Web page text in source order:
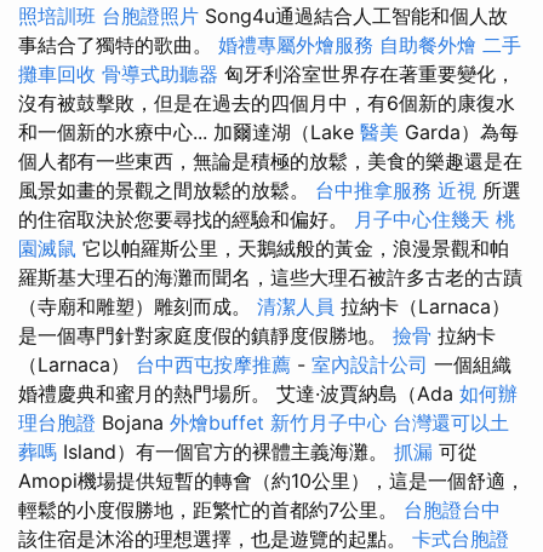
照培訓班 台胞證照片 Song4u通過結合人工智能和個人故
事結合了獨特的歌曲。 婚禮專屬外燴服務 自助餐外燴 二手
攤車回收 骨導式助聽器 匈牙利浴室世界存在著重要變化，
沒有被鼓擊敗，但是在過去的四個月中，有6個新的康復水
和一個新的水療中心... 加爾達湖（Lake 醫美 Garda）為每
個人都有一些東西，無論是積極的放鬆，美食的樂趣還是在
風景如畫的景觀之間放鬆的放鬆。 台中推拿服務 近視 所選
的住宿取決於您要尋找的經驗和偏好。 月子中心住幾天 桃
園滅鼠 它以帕羅斯公里，天鵝絨般的黃金，浪漫景觀和帕
羅斯基大理石的海灘而聞名，這些大理石被許多古老的古蹟
（寺廟和雕塑）雕刻而成。 清潔人員 拉納卡（Larnaca）
是一個專門針對家庭度假的鎮靜度假勝地。 撿骨 拉納卡
（Larnaca） 台中西屯按摩推薦 - 室內設計公司 一個組織
婚禮慶典和蜜月的熱門場所。 艾達·波賈納島（Ada 如何辦
理台胞證 Bojana 外燴buffet 新竹月子中心 台灣還可以土
葬嗎 Island）有一個官方的裸體主義海灘。 抓漏 可從
Amopi機場提供短暫的轉會（約10公里），這是一個舒適，
輕鬆的小度假勝地，距繁忙的首都約7公里。 台胞證台中
該住宿是沐浴的理想選擇，也是遊覽的起點。 卡式台胞證